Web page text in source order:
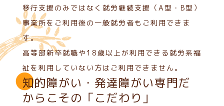
移行支援のみではなく就労継続支援（A型・B型）
事業所をご利用後の一般就労者もご利用できま
す。
高等部新卒就職や18歳以上が利用できる就労系福
祉を利用していない方はご利用できません。
知的障がい・発達障がい専門だ
からこその「こだわり」